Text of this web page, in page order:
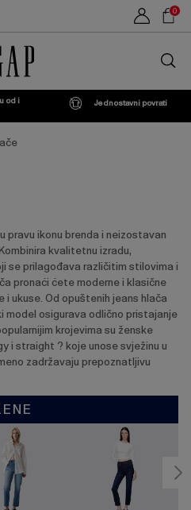
0
trgovini
od i
Jednostavni povrati
pravu ikonu brenda i neizostavan
kvalitetnu izradu,
se prilagođava različitim stilovima i
pronaći ćete moderne i klasične
i ukuse. Od opuštenih jeans hlača
model osigurava odlično pristajanje
krojevima su ženske
i straight ? koje unose svježinu u
zadržavaju prepoznatljivu